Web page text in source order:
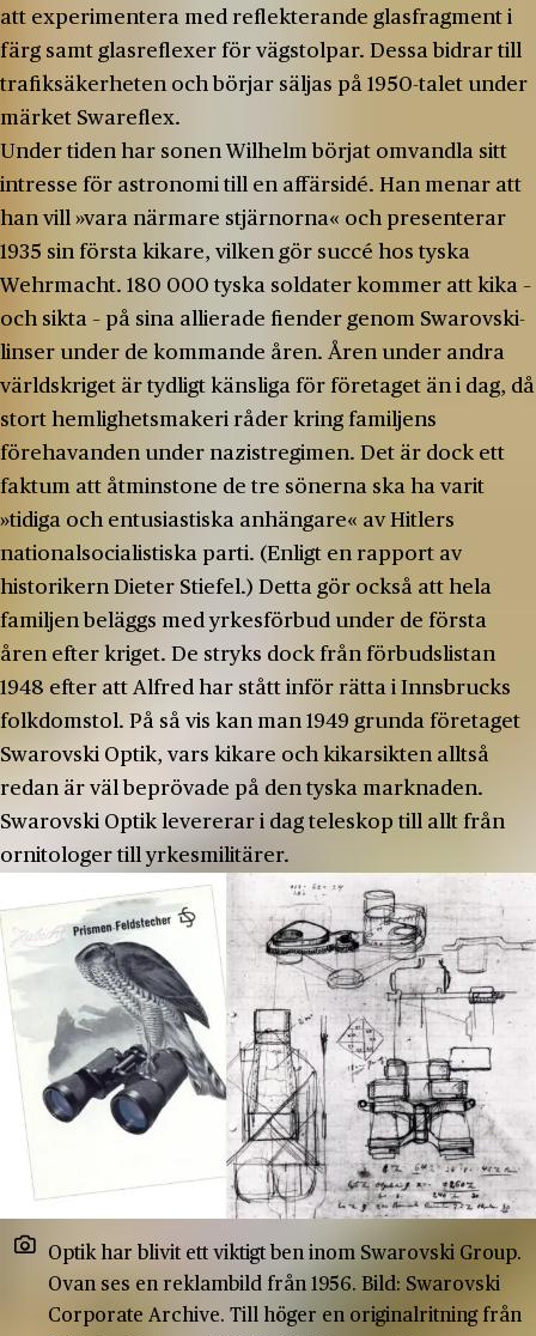
att experimentera med reflekterande glasfragment i
färg samt glasreflexer för vägstolpar. Dessa bidrar till
trafiksäkerheten och börjar säljas på 1950-talet under
märket Swareflex.
Under tiden har sonen Wilhelm börjat omvandla sitt
intresse för astronomi till en affärsidé. Han menar att
han vill »vara närmare stjärnorna« och presenterar
1935 sin första kikare, vilken gör succé hos tyska
Wehrmacht. 180 000 tyska soldater kommer att kika –
och sikta – på sina allierade fiender genom Swarovski-
linser under de kommande åren. Åren under andra
världskriget är tydligt känsliga för företaget än i dag, då
stort hemlighetsmakeri råder kring familjens
förehavanden under nazistregimen. Det är dock ett
faktum att åtminstone de tre sönerna ska ha varit
»tidiga och entusiastiska anhängare« av Hitlers
nationalsocialistiska parti. (Enligt en rapport av
historikern Dieter Stiefel.) Detta gör också att hela
familjen beläggs med yrkesförbud under de första
åren efter kriget. De stryks dock från förbudslistan
1948 efter att Alfred har stått inför rätta i Innsbrucks
folkdomstol. På så vis kan man 1949 grunda företaget
Swarovski Optik, vars kikare och kikarsikten alltså
redan är väl beprövade på den tyska marknaden.
Swarovski Optik levererar i dag teleskop till allt från
ornitologer till yrkesmilitärer.
Optik har blivit ett viktigt ben inom Swarovski Group.
Ovan ses en reklambild från 1956. Bild: Swarovski
Corporate Archive. Till höger en originalritning från